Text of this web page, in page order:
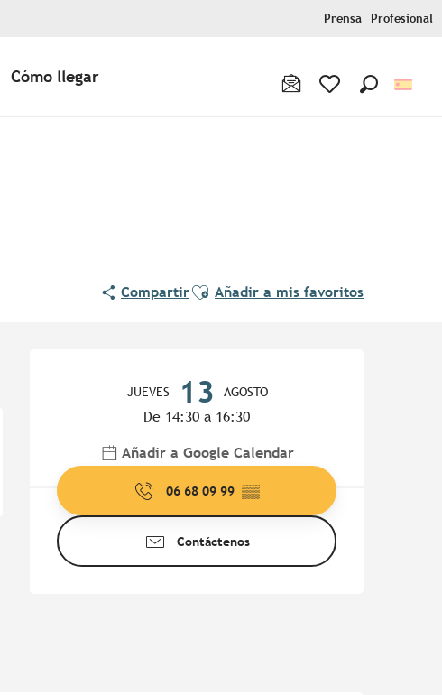
Prensa Profesional
Cómo llegar
CompartirAjouter aux favoris
Añadir a mis favoritos
JUEVES 13 AGOSTO
De 14:30 a 16:30
Añadir a Google Calendar
06 68 09 99 ▒▒
Contáctenos